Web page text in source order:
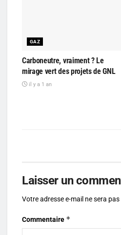
GAZ
Carboneutre, vraiment ? Le
mirage vert des projets de GNL
il y a 1 an
Laisser un
Votre adresse e-mail ne sera pas
Commentaire *